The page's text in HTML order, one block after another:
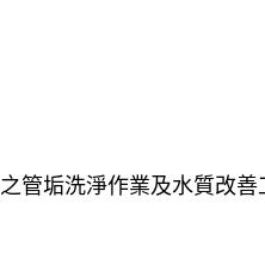
管垢洗淨作業及水質改善